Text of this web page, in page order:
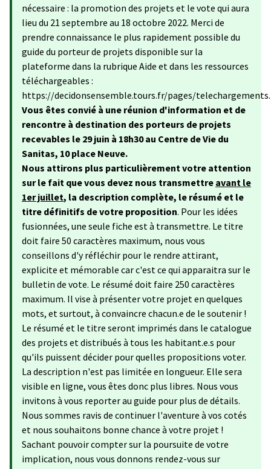
nécessaire : la promotion des projets et le vote qui aura
lieu du 21 septembre au 18 octobre 2022. Merci de
prendre connaissance le plus rapidement possible du
guide du porteur de projets disponible sur la
plateforme dans la rubrique Aide et dans les ressources
téléchargeables :
https://decidonsensemble.tours.fr/pages/telechargements.
Vous êtes convié à une réunion d'information et de
rencontre à destination des porteurs de projets
recevables le 29 juin à 18h30 au Centre de Vie du
Sanitas, 10 place Neuve.
Nous attirons plus particulièrement votre attention
sur le fait que vous devez nous transmettre avant le
1er juillet, la description complète, le résumé et le
titre définitifs de votre proposition. Pour les idées
fusionnées, une seule fiche est à transmettre. Le titre
doit faire 50 caractères maximum, nous vous
conseillons d'y réfléchir pour le rendre attirant,
explicite et mémorable car c'est ce qui apparaitra sur le
bulletin de vote. Le résumé doit faire 250 caractères
maximum. Il vise à présenter votre projet en quelques
mots, et surtout, à convaincre chacun.e de le soutenir !
Le résumé et le titre seront imprimés dans le catalogue
des projets et distribués à tous les habitant.e.s pour
qu'ils puissent décider pour quelles propositions voter.
La description n'est pas limitée en longueur. Elle sera
visible en ligne, vous êtes donc plus libres. Nous vous
invitons à vous reporter au guide pour plus de détails.
Nous sommes ravis de continuer l'aventure à vos cotés
et nous souhaitons bonne chance à votre projet !
Sachant pouvoir compter sur la poursuite de votre
implication, nous vous donnons rendez-vous sur